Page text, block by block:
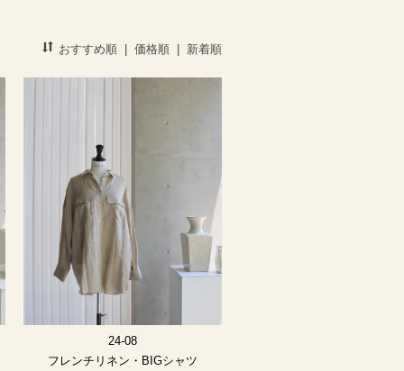
おすすめ順 価格順 新着順
24-08
フレンチリネン・BIGシャツ